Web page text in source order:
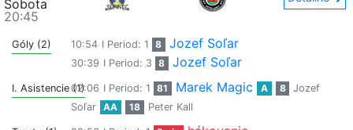
Sobota
20:45
Góly (2) 10:54 I Period: 1 8 Jozef Soľar
30:39 I Period: 3 8 Jozef Soľar
I. Asistencie (1)02:06 I Period: 1 81 Marek Magic A 8
Jozef
Soľar
AA 18 Peter Kall